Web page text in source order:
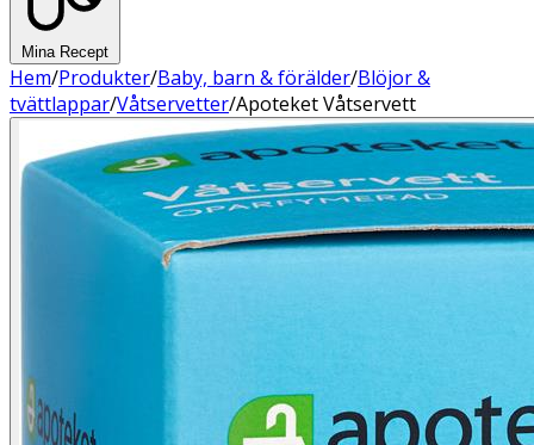
Mina Recept
Hem/Produkter/Baby, barn & förälder/Blöjor &
tvättlappar/Våtservetter/Apoteket Våtservett